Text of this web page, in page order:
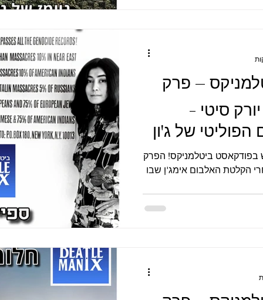
– פרק
יורק סיטי -
של ג'ון
שבוע חדש, יום ראשון, פרק חדש בפודקאסט ביטלמניקס! הפרק
הקלטת האלבום אימג'ן שבו